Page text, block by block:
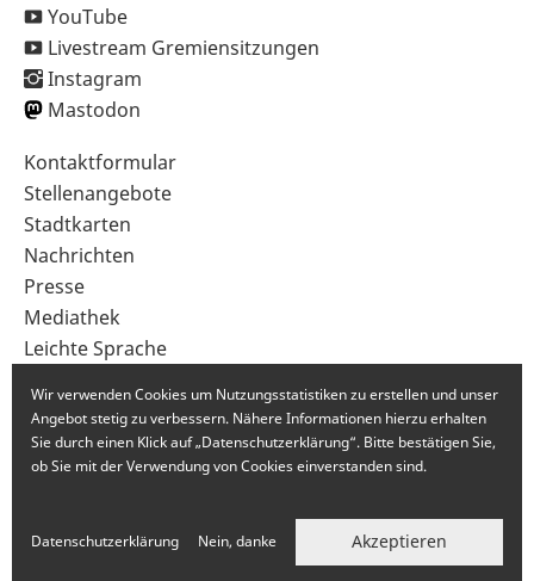
YouTube
Livestream Gremiensitzungen
Instagram
Mastodon
Sekundärnavigation
im
Fußbereich
Kontaktformular
Stellenangebote
Stadtkarten
Nachrichten
Presse
Mediathek
Leichte Sprache
Wir verwenden Cookies um Nutzungsstatistiken zu erstellen und unser
Angebot stetig zu verbessern. Nähere Informationen hierzu erhalten
Sie durch einen Klick auf „Datenschutzerklärung“. Bitte bestätigen Sie,
ob Sie mit der Verwendung von Cookies einverstanden sind.
Datenschutzerklärung Nein, danke Akzeptieren